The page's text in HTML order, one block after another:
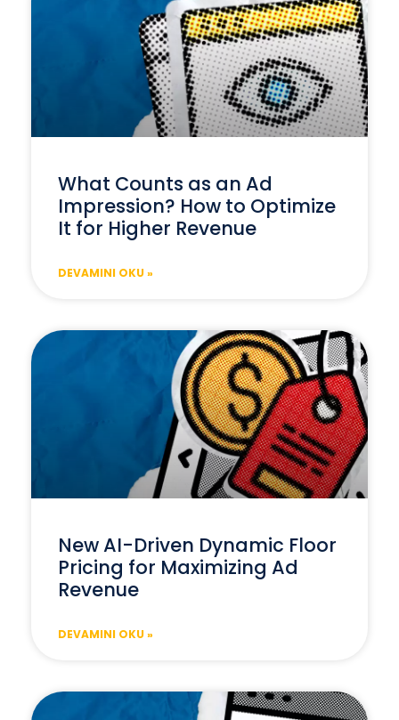
What Counts as an Ad
Impression? How to Optimize
It for Higher Revenue
DEVAMINI OKU »
New AI-Driven Dynamic Floor
Pricing for Maximizing Ad
Revenue
DEVAMINI OKU »